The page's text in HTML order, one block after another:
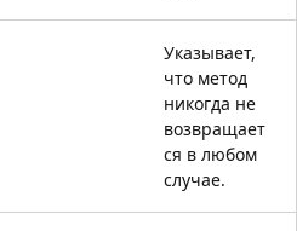
Указывает,
что метод
никогда не
возвращает
ся в любом
случае.